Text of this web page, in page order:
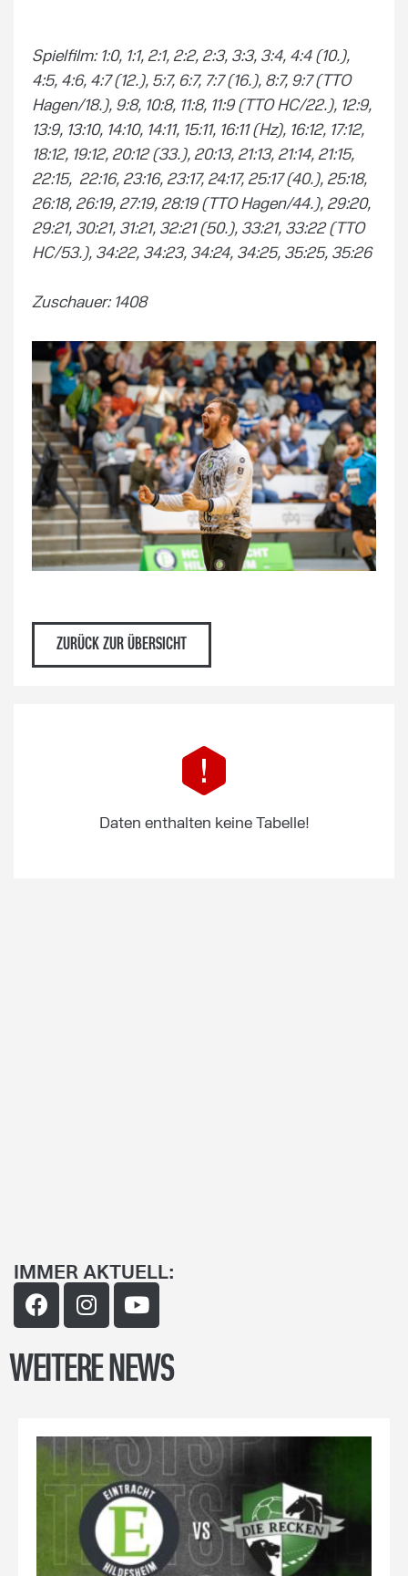
Spielfilm: 1:0, 1:1, 2:1, 2:2, 2:3, 3:3, 3:4, 4:4 (10.),
4:5, 4:6, 4:7 (12.), 5:7, 6:7, 7:7 (16.), 8:7, 9:7 (TTO
Hagen/18.), 9:8, 10:8, 11:8, 11:9 (TTO HC/22.), 12:9,
13:9, 13:10, 14:10, 14:11, 15:11, 16:11 (Hz), 16:12, 17:12,
18:12, 19:12, 20:12 (33.), 20:13, 21:13, 21:14, 21:15,
22:15, 22:16, 23:16, 23:17, 24:17, 25:17 (40.), 25:18,
26:18, 26:19, 27:19, 28:19 (TTO Hagen/44.), 29:20,
29:21, 30:21, 31:21, 32:21 (50.), 33:21, 33:22 (TTO
HC/53.), 34:22, 34:23, 34:24, 34:25, 35:25, 35:26
Zuschauer: 1408
ZURÜCK ZUR ÜBERSICHT
Daten enthalten keine Tabelle!
IMMER AKTUELL:
WEITERE NEWS